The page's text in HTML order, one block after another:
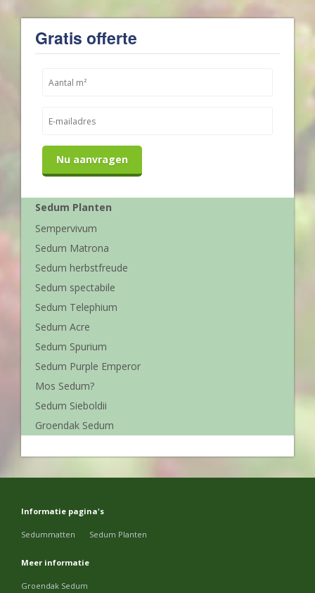
Gratis offerte
Nu aanvragen
Sedum Planten
Sempervivum
Sedum Matrona
Sedum herbstfreude
Sedum spectabile
Sedum Telephium
Sedum Acre
Sedum Spurium
Sedum Purple Emperor
Mos Sedum?
Sedum Sieboldii
Groendak Sedum
Informatie pagina's
Sedummatten Sedum Planten
Meer informatie
Groendak Sedum